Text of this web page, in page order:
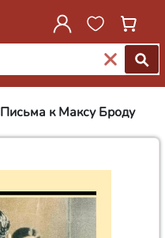
Письма к Максу Броду